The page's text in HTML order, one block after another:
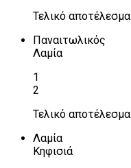
Τελικό αποτέλεσμα
Παναιτωλικός
Λαμία
1
2
Τελικό αποτέλεσμα
Λαμία
Κηφισιά